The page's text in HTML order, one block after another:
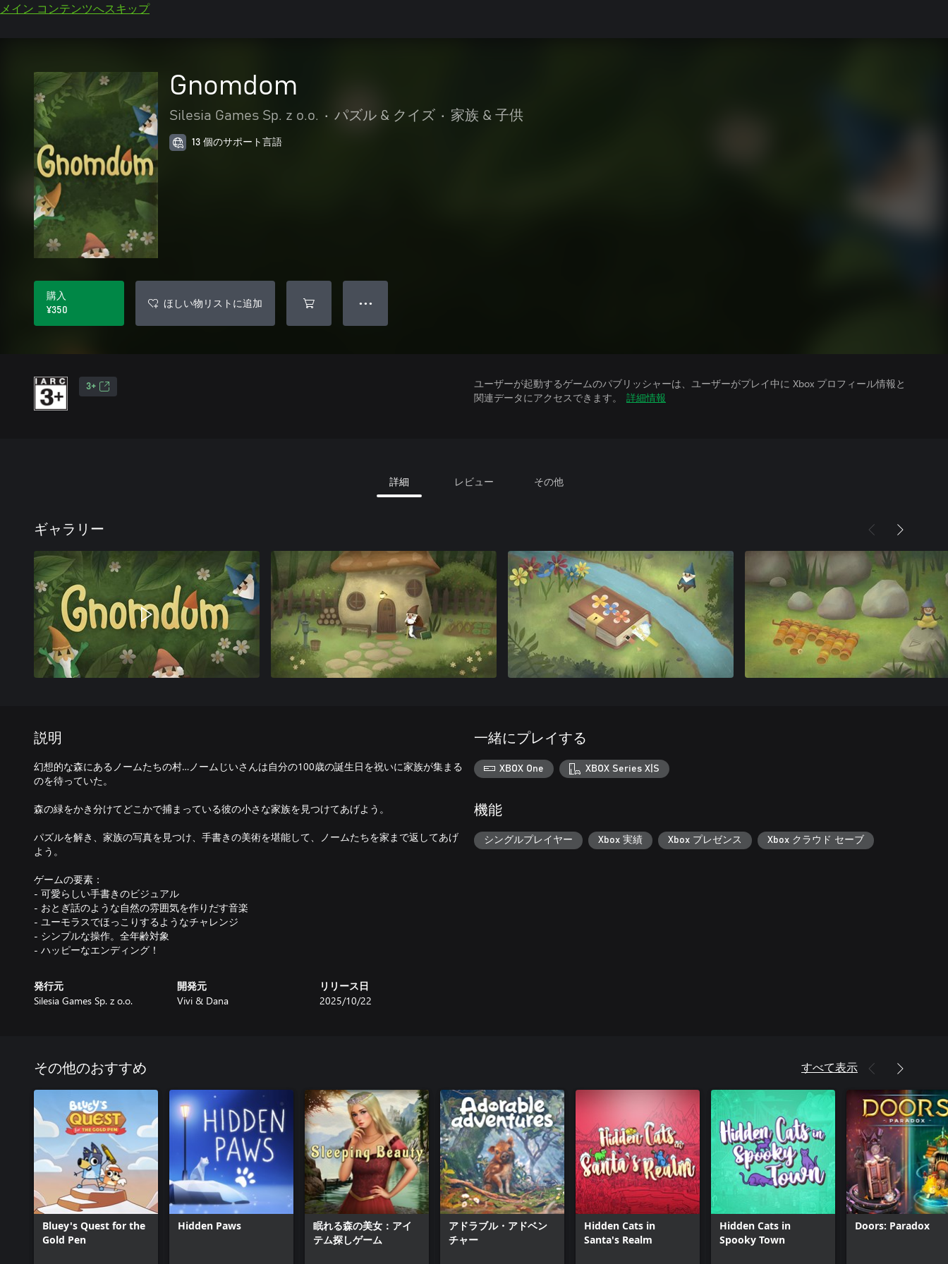
メイン コンテンツへスキップ
Gnomdom
Silesia Games Sp. z o.o. • パズル & クイズ • 家族 & 子供
13 個のサポート言語
購入
¥350
ほしい物リストに追加 ● ● ●
3+
ユーザーが起動するゲームのパブリッシャーは、ユーザーがプレイ中に Xbox プロフィール情報と
関連データにアクセスできます。
詳細情報
詳細 レビュー その他
ギャラリー
説明
幻想的な森にあるノームたちの村…ノームじいさんは自分の100歳の誕生日を祝いに家族が集まる
のを待っていた。
森の緑をかき分けてどこかで捕まっている彼の小さな家族を見つけてあげよう。
パズルを解き、家族の写真を見つけ、手書きの美術を堪能して、ノームたちを家まで返してあげ
よう。
ゲームの要素：
- 可愛らしい手書きのビジュアル
- おとぎ話のような自然の雰囲気を作りだす音楽
- ユーモラスでほっこりするようなチャレンジ
- シンプルな操作。全年齢対象
- ハッピーなエンディング！
発行元
Silesia Games Sp. z o.o.
開発元
Vivi & Dana
リリース日
2025/10/22
一緒にプレイする
XBOX One XBOX Series X|S
機能
シングルプレイヤー Xbox 実績 Xbox プレゼンス Xbox クラウド セーブ
その他のおすすめ すべて表示
Bluey's Quest for the
Gold Pen
Hidden Paws
眠れる森の美女：アイ
テム探しゲーム
アドラブル・アドベン
チャー
Hidden Cats in
Santa's Realm
Hidden Cats in
Spooky Town
Doors: Paradox